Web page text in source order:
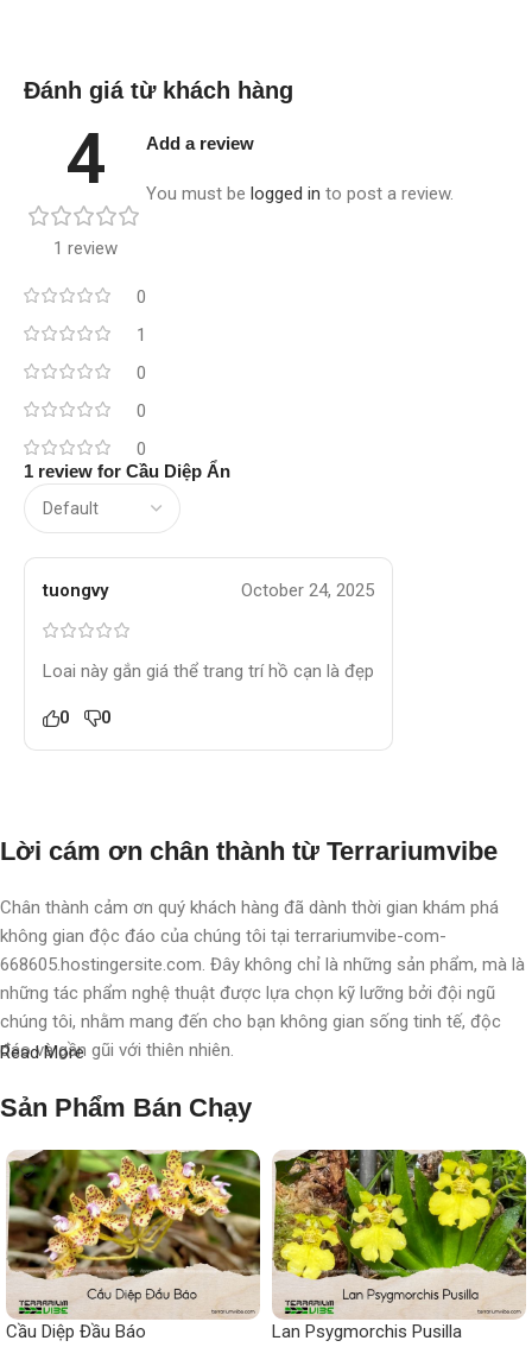
Đánh giá từ khách hàng
4
1 review
0
1
0
0
0
1 review for Cầu Diệp Ẩn
tuongvy October 24, 2025
Loai này gắn giá thể trang trí hồ cạn là đẹp
0 0
Add a review
You must be logged in to post a review.
Lời cám ơn chân thành từ Terrariumvibe
Chân thành cảm ơn quý khách hàng đã dành thời gian khám phá
không gian độc đáo của chúng tôi tại terrariumvibe-com-
668605.hostingersite.com. Đây không chỉ là những sản phẩm, mà là
những tác phẩm nghệ thuật được lựa chọn kỹ lưỡng bởi đội ngũ
chúng tôi, nhằm mang đến cho bạn không gian sống tinh tế, độc
đáo và gần gũi với thiên nhiên.
Với chúng tôi, terrarium không chỉ là nghệ thuật, mà còn là một triết
chúng tôi chăm chút, chắp cánh cho từng không gian, từng cá nhân.
Mỗi sản phẩm không chỉ là một vật trang trí, mà còn là một hành
trình khám phá thiên nhiên tinh tế được thể hiện qua từng chi tiết
nhỏ.
Mong muốn nhỏ nhoi
Read More
Sản Phẩm Bán Chạy
Cầu Diệp Đầu Báo Lan Psygmorchis Pusilla